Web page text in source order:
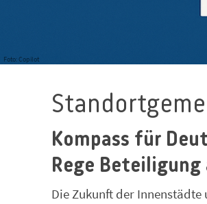
Foto: Copilot
Kompass für
Rege Beteiligung
Die Zukunft der